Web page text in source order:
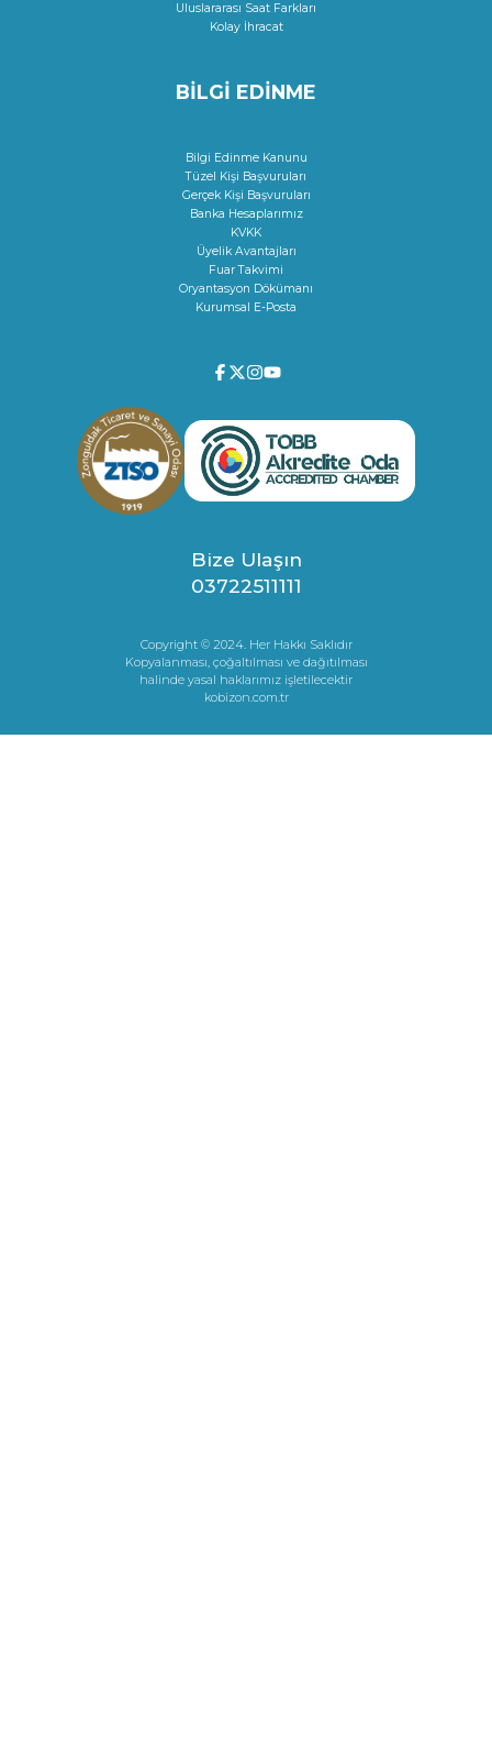
Uluslararası Saat Farkları
Kolay İhracat
BİLGİ EDİNME
Bilgi Edinme Kanunu
Tüzel Kişi Başvuruları
Gerçek Kişi Başvuruları
Banka Hesaplarımız
KVKK
Üyelik Avantajları
Fuar Takvimi
Oryantasyon Dökümanı
Kurumsal E-Posta
Bize Ulaşın
03722511111
Copyright © 2024. Her Hakkı Saklıdır
Kopyalanması, çoğaltılması ve dağıtılması
halinde yasal haklarımız işletilecektir
kobizon.com.tr